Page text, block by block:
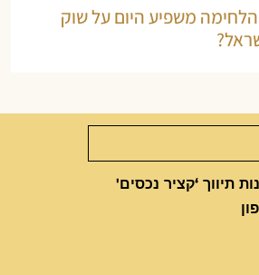
משפיע היום על שוק
תיווך ‘קציר נכסים'